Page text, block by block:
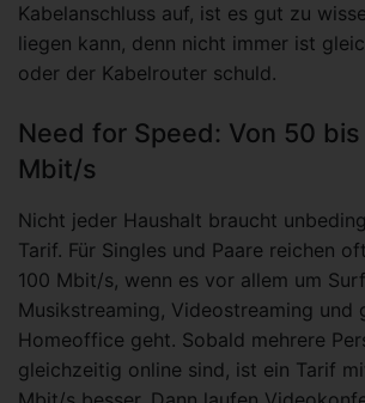
Kabelanschluss auf, ist es gut zu
liegen kann, denn nicht immer ist
oder der Kabelrouter schuld.
Need for Speed: Von 50
Mbit/s
Nicht jeder Haushalt braucht
Tarif. Für Singles und Paare reichen
100 Mbit/s, wenn es vor allem um
Musikstreaming, Videostreaming und
Homeoffice geht. Sobald mehrere
gleichzeitig online sind, ist ein Tarif